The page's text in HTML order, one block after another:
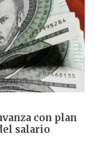
con plan
salario